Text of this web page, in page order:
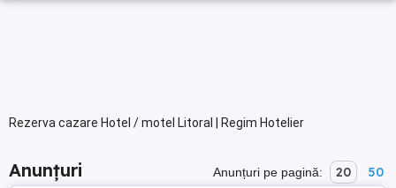
Rezerva cazare Hotel / motel Litoral | Regim Hotelier
Anunțuri Anunțuri pe pagină: 20 50